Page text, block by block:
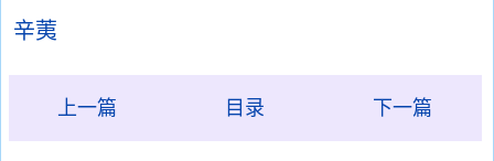
辛荑
上一篇 目录 下一篇